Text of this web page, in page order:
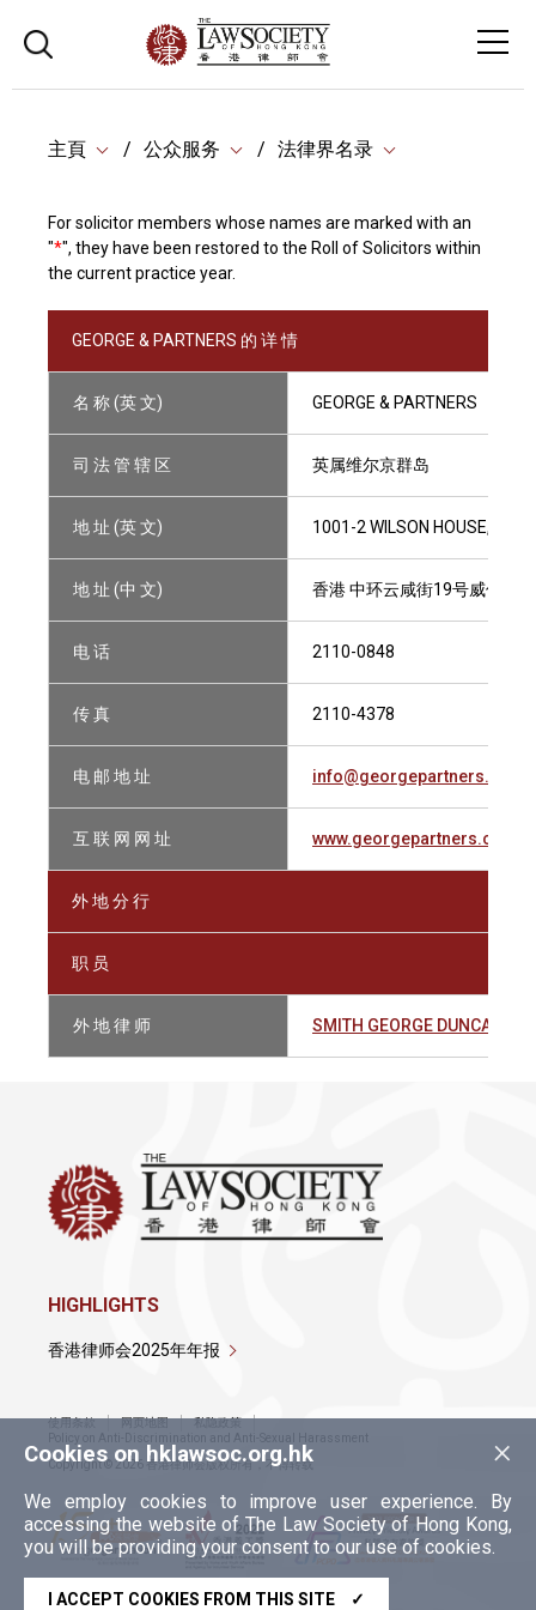
主頁 公众服务 法律界名录
For solicitor members whose names are marked with an
"*", they have been restored to the Roll of Solicitors within
the current practice year.
GEORGE & PARTNERS 的 详 情
名 称 (英 文) GEORGE & PARTNERS
司 法 管 辖 区 英属维尔京群岛
地 址 (英 文) 1001-2 WILSON HOUSE, 19
地 址 (中 文) 香港 中环云咸街19号威信大
电 话 2110-0848
传 真 2110-4378
电 邮 地 址 info@georgepartners.com
互 联 网 网 址 www.georgepartners.com
外 地 分 行
职 员
外 地 律 师 SMITH GEORGE DUNCAN
×
Cookies on hklawsoc.org.hk
We employ cookies to improve user experience. By
accessing the website of The Law Society of Hong Kong,
you will be providing your consent to our use of cookies.
I ACCEPT COOKIES FROM THIS SITE ✓
HIGHLIGHTS
香港律师会2025年年报
使用条款 网页地图
私隐政策
Policy on Anti-Discrimination and Anti-Sexual Harassment
Copyright © 2026 香港律师会版权所有，不得转载